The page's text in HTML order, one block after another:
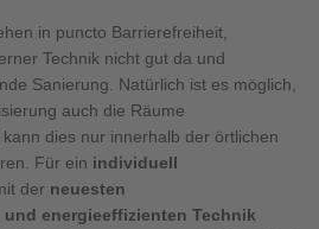
in puncto Barrierefreiheit,
Technik nicht gut da und
Sanierung. Natürlich ist es möglich,
auch die Räume
dies nur innerhalb der örtlichen
Für ein individuell
der neuesten
energieeffizienten Technik